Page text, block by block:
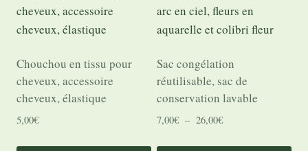
Chouchou en tissu pour
cheveux, accessoire
cheveux, élastique
5,00€
Sac congélation
réutilisable, sac de
conservation lavable
7,00€ – 26,00€Plage